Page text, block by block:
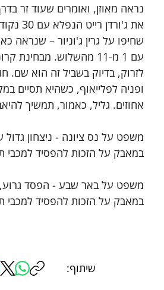
נראה מאוזן, ואומרים שעוד זר
את ג'ורדן
שחיפו על גרין ג'וניור – שנראה
עם 1 מ-11 מהשלוש. מבחינת
לזרוק, בדיוק בשביל זה הוא שם.
אחוזים. גליל, כאמור, תמשיך
משפט על נס ציונה - ניצחון
במאבק על הזכות להפסיד למכבי
משפט על באר שבע - הפסד גרוע,
במאבק על הזכות להפסיד למכבי
שיתוף: